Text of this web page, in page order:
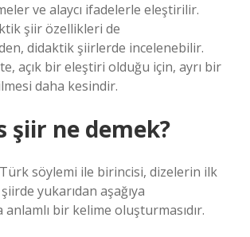
ve alaycı ifadelerle eleştirilir.
şiir özellikleri de
didaktik şiirlerde incelenebilir.
açık bir eleştiri olduğu için, ayrı bir
daha kesindir.
şiir ne demek?
söylemi ile birincisi, dizelerin ilk
yukarıdan aşağıya
anlamlı bir kelime oluşturmasıdır.